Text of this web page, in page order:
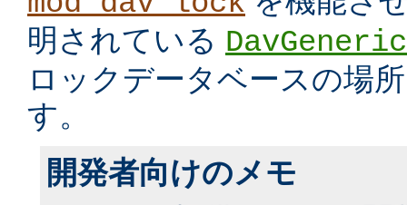
明されている
ロックデータベースの場
す。
開発者向けのメモ